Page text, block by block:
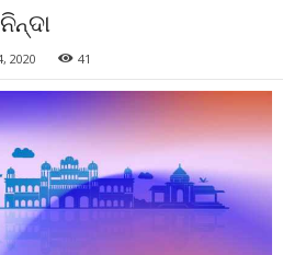
2020 41